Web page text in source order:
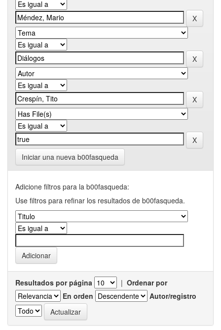
Iniciar una nueva b00fasqueda
Adicione filtros para la b00fasqueda:
Use filtros para refinar los resultados de b00fasqueda.
Resultados por página | Ordenar por
En orden
Autor/registro